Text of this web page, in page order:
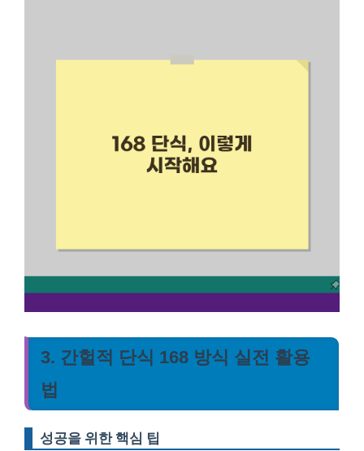
3. 간헐적 단식 168 방식 실전 활용
법
성공을 위한 핵심 팁